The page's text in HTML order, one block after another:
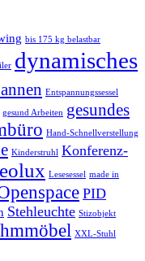
bis 175 kg belastbar
dynamisches
Entspannungssessel
gesund Arbeiten gesundes
Hand-Schnellverstellung
Kinderstruhl Konferenz-
Lesesessel made in
PID
Stehleuchte Stizobjekt
XXL-Stuhl